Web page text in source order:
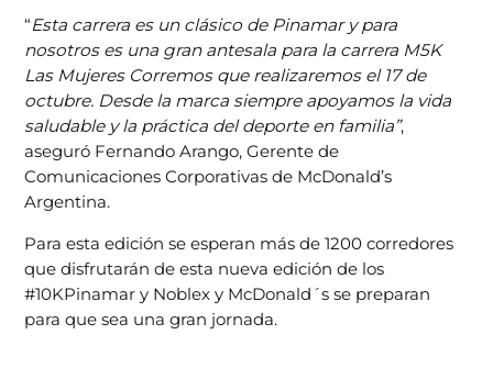
“Esta carrera es un clásico de Pinamar y para
nosotros es una gran antesala para la carrera M5K
Las Mujeres Corremos que realizaremos el 17 de
octubre. Desde la marca siempre apoyamos la vida
saludable y la práctica del deporte en familia”,
aseguró Fernando Arango, Gerente de
Comunicaciones Corporativas de McDonald’s
Argentina.
Para esta edición se esperan más de 1200 corredores
que disfrutarán de esta nueva edición de los
#10KPinamar y Noblex y McDonald´s se preparan
para que sea una gran jornada.